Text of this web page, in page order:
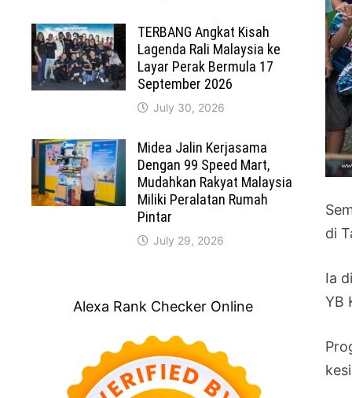
di
Ia
YB
TERBANG Angkat Kisah
Lagenda Rali Malaysia ke
Layar Perak Bermula 17
September 2026
July 30, 2026
Midea Jalin Kerjasama
Dengan 99 Speed Mart,
Mudahkan Rakyat Malaysia
Miliki Peralatan Rumah
Pintar
July 29, 2026
Alexa Rank Checker Online